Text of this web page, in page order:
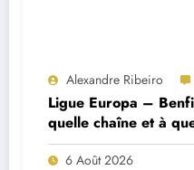
Alexandre Ribeiro
Ligue Europa –
quelle chaîne et à
match ?
6 Août 2026